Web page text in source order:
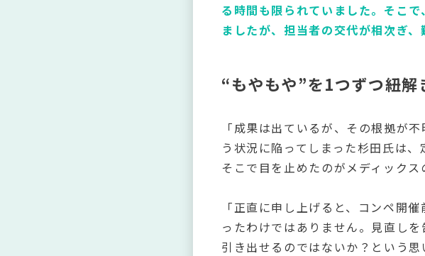
る時間も限られていました。そこ
ましたが、担当者の交代が相次ぎ
“もやもや”を1つずつ紐解
「成果は出ているが、その根拠が
う状況に陥ってしまった杉田氏は
そこで目を止めたのがメディックス
「正直に申し上げると、コンペ開
ったわけではありません。見直し
引き出せるのではないか？という